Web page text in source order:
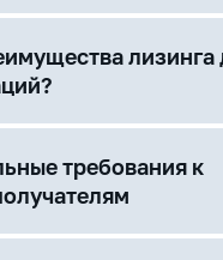
лизинга
требования к